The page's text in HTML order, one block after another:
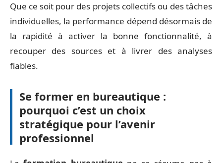
Que ce soit pour des projets collectifs ou des tâches
individuelles, la performance dépend désormais de
la rapidité à activer la bonne fonctionnalité, à
recouper des sources et à livrer des analyses
fiables.
Se former en bureautique :
pourquoi c’est un choix
stratégique pour l’avenir
professionnel